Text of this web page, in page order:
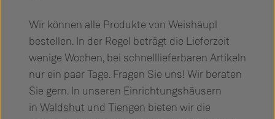
Wir können alle Produkte von Weishäupl
bestellen. In der Regel beträgt die Lieferzeit
wenige Wochen, bei schnelllieferbaren Artikeln
nur ein paar Tage. Fragen Sie uns! Wir beraten
Sie gern. In unseren Einrichtungshäusern
in Waldshut und Tiengen bieten wir die